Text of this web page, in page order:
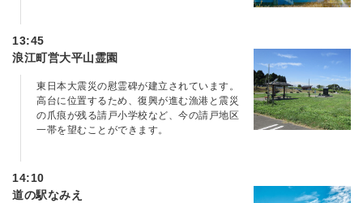
13:45
浪江町営大平山霊園
東日本大震災の慰霊碑が建立されています。
高台に位置するため、復興が進む漁港と震災
の爪痕が残る請戸小学校など、今の請戸地区
一帯を望むことができます。
14:10
道の駅なみえ